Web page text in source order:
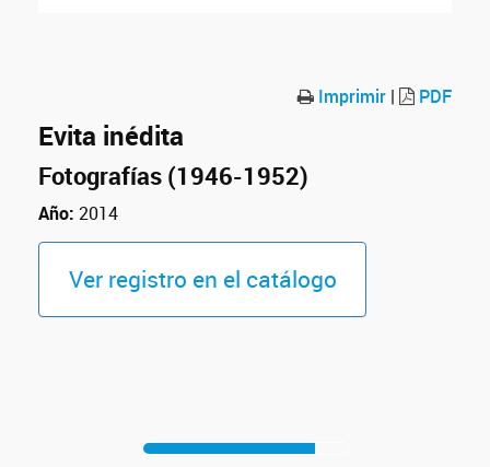
Imprimir | PDF
Evita inédita
Fotografías (1946-1952)
Año: 2014
Ver registro en el catálogo